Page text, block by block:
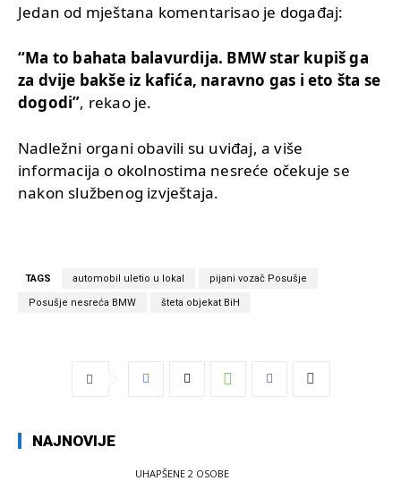
Jedan od mještana komentarisao je događaj:
“Ma to bahata balavurdija. BMW star kupiš ga
za dvije bakše iz kafića, naravno gas i eto šta se
dogodi”, rekao je.
Nadležni organi obavili su uviđaj, a više
informacija o okolnostima nesreće očekuje se
nakon službenog izvještaja.
TAGS automobil uletio u lokal pijani vozač Posušje
Posušje nesreća BMW šteta objekat BiH
NAJNOVIJE
UHAPŠENE 2 OSOBE